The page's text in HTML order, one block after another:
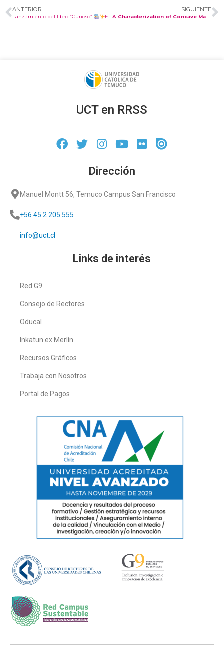
ANTERIOR
Lanzamiento del libro “Curioso” El maravilloso Mundo de la Matemática
SIGUIENTE
A Characterization of Concave Mappings Using the Caratheodory Class and Schwarzian Derivative.
UCT en RRSS
Dirección
Manuel Montt 56, Temuco Campus San Francisco
+56 45 2 205 555
info@uct.cl
Links de interés
Red G9
Consejo de Rectores
Oducal
Inkatun ex Merlín
Recursos Gráficos
Trabaja con Nosotros
Portal de Pagos